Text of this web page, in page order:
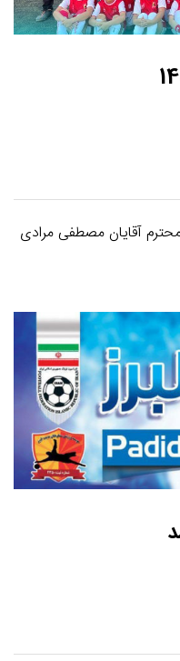
تابستان 1402 مربیان محترم آقایان مصطفی مرادی